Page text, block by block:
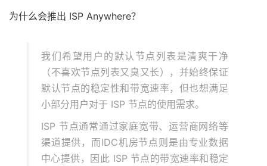
为什么会推出 ISP Anywhere？
我们希望用户的默认节点列表是清爽干净
（不喜欢节点列表又臭又长），并始终保证
默认节点的稳定性和带宽速率，但也想满足
小部分用户对于 ISP 节点的使用需求。
ISP 节点通常通过家庭宽带、运营商网络等
渠道提供，而IDC机房节点则是由专业数据
中心提供，因此 ISP 节点的带宽速率和稳定